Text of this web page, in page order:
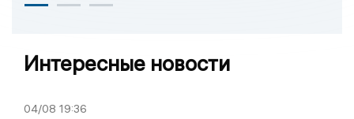
Интересные новости
04/08 19:36